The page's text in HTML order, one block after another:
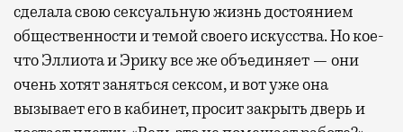
сделала свою сексуальную жизнь достоянием
общественности и темой своего искусства. Но кое-
что Эллиота и Эрику все же объединяет — они
очень хотят заняться сексом, и вот уже она
вызывает его в кабинет, просит закрыть дверь и